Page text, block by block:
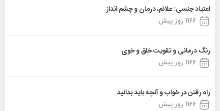
اعتیاد جنسی: علائم، درمان و چشم انداز
1166 روز پیش
رنگ درمانی و تقویت خلق و خوی
1166 روز پیش
راه رفتن در خواب و آنچه باید بدانید
1166 روز پیش